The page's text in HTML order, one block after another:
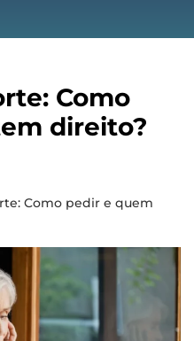
Como
direito?
Como pedir e quem